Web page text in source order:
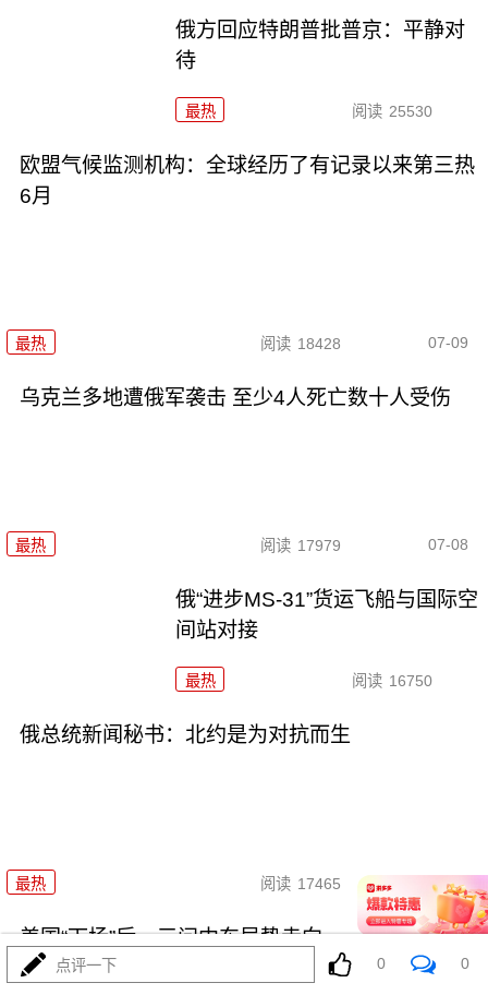
俄方回应特朗普批普京：平静对
待
最热 阅读 25530
欧盟气候监测机构：全球经历了有记录以来第三热
6月
最热 阅读 18428 07-09
乌克兰多地遭俄军袭击 至少4人死亡数十人受伤
最热 阅读 17979 07-08
俄“进步MS-31”货运飞船与国际空
间站对接
最热 阅读 16750
俄总统新闻秘书：北约是为对抗而生
最热 阅读 17465 06-25
美国“下场”后，三问中东局势走向
点评一下 0 0